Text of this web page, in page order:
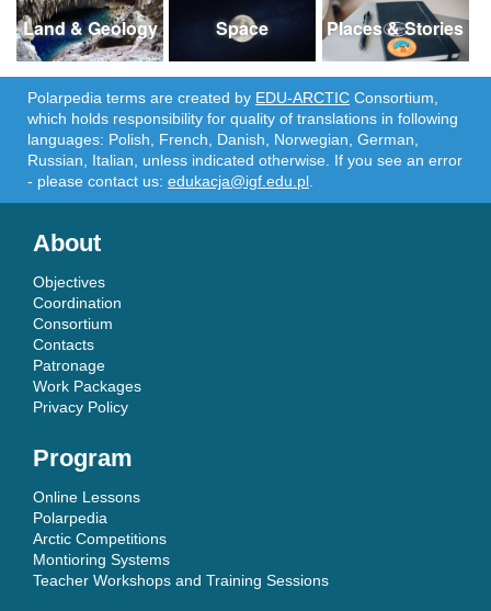
Land & Geology Space Places & Stories
Polarpedia terms are created by EDU-ARCTIC Consortium,
which holds responsibility for quality of translations in following
languages: Polish, French, Danish, Norwegian, German,
Russian, Italian, unless indicated otherwise. If you see an error
- please contact us: edukacja@igf.edu.pl
About
Objectives
Coordination
Consortium
Contacts
Patronage
Work Packages
Privacy Policy
Program
Online Lessons
Polarpedia
Arctic Competitions
Montioring Systems
Teacher Workshops and Training Sessions